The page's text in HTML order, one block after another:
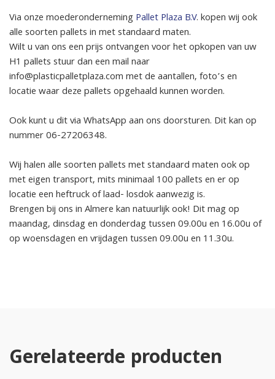
Via onze moederondernemingPallet Plaza B.V. kopen wij ook
alle soorten pallets in met standaard maten.
Wilt u van ons een prijs ontvangen voor het opkopen van uw
H1 pallets stuur dan een mail naar
info@plasticpalletplaza.com met de aantallen, foto’s en
locatie waar deze pallets opgehaald kunnen worden.
Ook kunt u dit via WhatsApp aan ons doorsturen. Dit kan op
nummer 06-27206348.
Wij halen alle soorten pallets met standaard maten ook op
met eigen transport, mits minimaal 100 pallets en er op
locatie een heftruck of laad- losdok aanwezig is.
Brengen bij ons in Almere kan natuurlijk ook! Dit mag op
maandag, dinsdag en donderdag tussen 09.00u en 16.00u of
op woensdagen en vrijdagen tussen 09.00u en 11.30u.
Gerelateerde producten